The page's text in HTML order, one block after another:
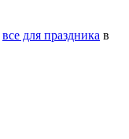
все для праздника в